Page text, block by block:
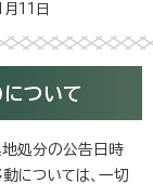
11日
について
地処分の公告日時
については、一切